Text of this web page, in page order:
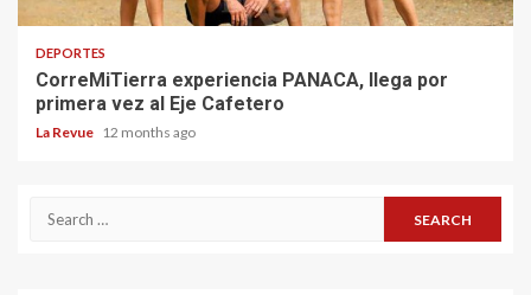
DEPORTES
CorreMiTierra experiencia PANACA, llega por
primera vez al Eje Cafetero
La Revue 12 months ago
Search